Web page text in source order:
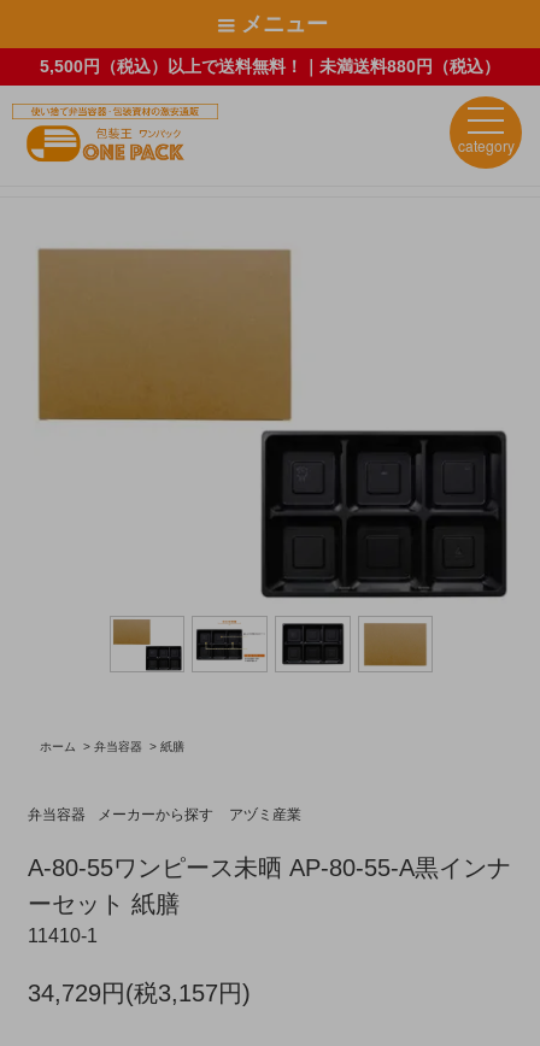
5,500円（税込）以上で送料無料！｜未満送料880円（税込）
メニュー
category
ホーム >弁当容器 >紙膳
弁当容器 メーカーから探す アヅミ産業
A-80-55ワンピース未晒 AP-80-55-A黒インナ
ーセット 紙膳
11410-1
34,729円(税3,157円)